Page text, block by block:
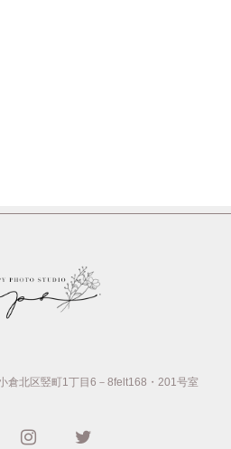
倉北区竪町1丁目6－8felt168・201号室